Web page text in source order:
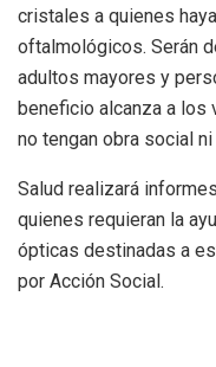
cristales a quienes
oftalmológicos. Serán
adultos mayores y
beneficio alcanza a los
no tengan obra social
Salud realizará
quienes requieran la
ópticas destinadas a
por Acción Social.